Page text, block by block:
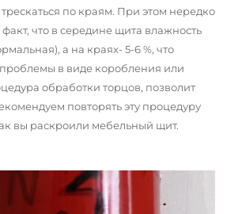
по краям. При этом нередко
что в середине щита влажность
а на краях- 5-6 %, что
в виде коробления или
обработки торцов, позволит
повторять эту процедуру
вы раскроили мебельный щит.